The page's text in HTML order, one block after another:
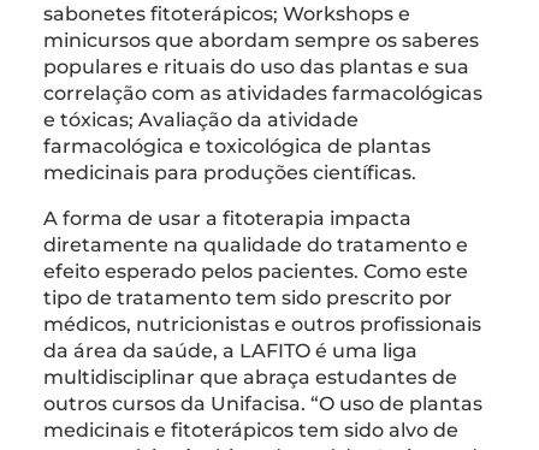
sabonetes fitoterápicos; Workshops e
minicursos que abordam sempre os saberes
populares e rituais do uso das plantas e sua
correlação com as atividades farmacológicas
e tóxicas; Avaliação da atividade
farmacológica e toxicológica de plantas
medicinais para produções científicas.
A forma de usar a fitoterapia impacta
diretamente na qualidade do tratamento e
efeito esperado pelos pacientes. Como este
tipo de tratamento tem sido prescrito por
médicos, nutricionistas e outros profissionais
da área da saúde, a LAFITO é uma liga
multidisciplinar que abraça estudantes de
outros cursos da Unifacisa. “O uso de plantas
medicinais e fitoterápicos tem sido alvo de